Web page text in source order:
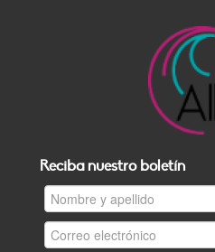
Reciba nuestro boletín